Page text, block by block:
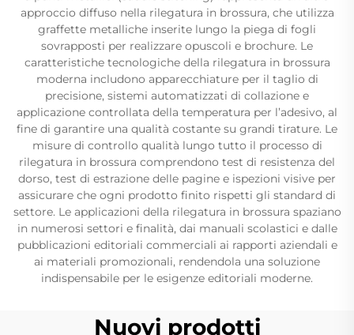
approccio diffuso nella rilegatura in brossura, che utilizza
graffette metalliche inserite lungo la piega di fogli
sovrapposti per realizzare opuscoli e brochure. Le
caratteristiche tecnologiche della rilegatura in brossura
moderna includono apparecchiature per il taglio di
precisione, sistemi automatizzati di collazione e
applicazione controllata della temperatura per l’adesivo, al
fine di garantire una qualità costante su grandi tirature. Le
misure di controllo qualità lungo tutto il processo di
rilegatura in brossura comprendono test di resistenza del
dorso, test di estrazione delle pagine e ispezioni visive per
assicurare che ogni prodotto finito rispetti gli standard di
settore. Le applicazioni della rilegatura in brossura spaziano
in numerosi settori e finalità, dai manuali scolastici e dalle
pubblicazioni editoriali commerciali ai rapporti aziendali e
ai materiali promozionali, rendendola una soluzione
indispensabile per le esigenze editoriali moderne.
Nuovi prodotti